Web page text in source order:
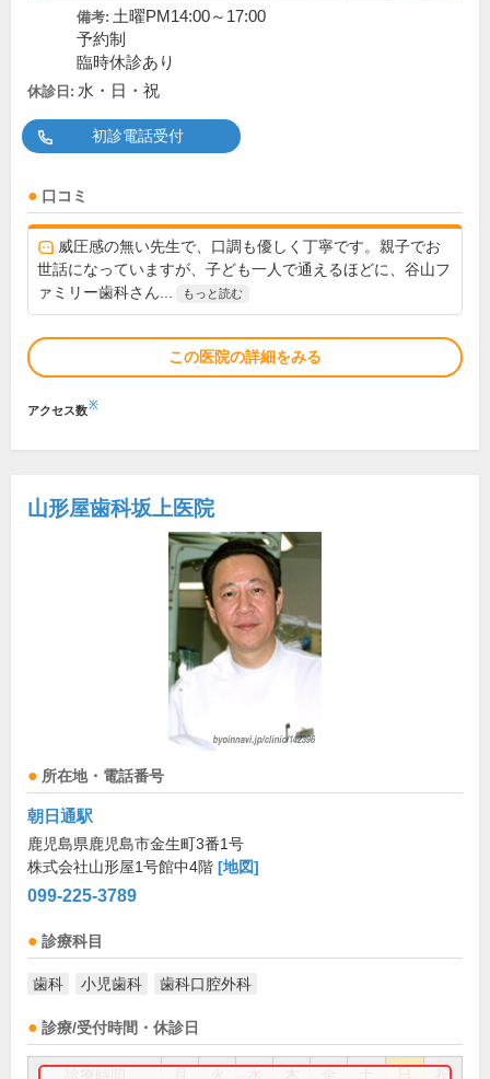
備考: 土曜PM14:00～17:00
予約制
臨時休診あり
休診日: 水・日・祝
初診電話受付
口コミ
威圧感の無い先生で、口調も優しく丁寧です。親子でお
世話になっていますが、子ども一人で通えるほどに、谷山フ
ァミリー歯科さん...
もっと読む
この医院の詳細をみる
アクセス数※
山形屋歯科坂上医院
所在地・電話番号
朝日通駅
鹿児島県鹿児島市金生町3番1号
株式会社山形屋1号館中4階 [地図]
099-225-3789
診療科目
歯科 小児歯科 歯科口腔外科
診療/受付時間・休診日
祝